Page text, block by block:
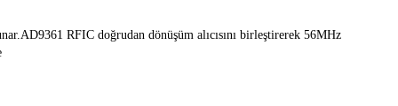
RFIC doğrudan dönüşüm alıcısını birleştirerek 56MHz